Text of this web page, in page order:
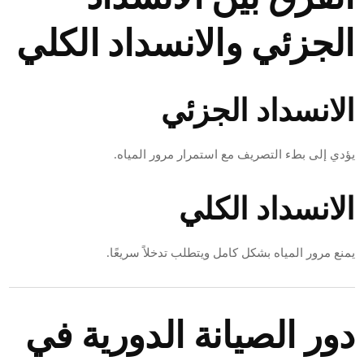
الجزئي والانسداد الكلي
الانسداد الجزئي
يؤدي إلى بطء التصريف مع استمرار مرور المياه.
الانسداد الكلي
يمنع مرور المياه بشكل كامل ويتطلب تدخلاً سريعًا.
دور الصيانة الدورية في